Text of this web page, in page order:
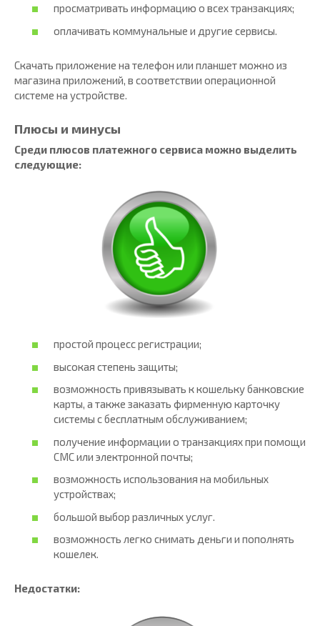
просматривать информацию о всех транзакциях;
оплачивать коммунальные и другие сервисы.
Скачать приложение на телефон или планшет можно из
магазина приложений, в соответствии операционной
системе на устройстве.
Плюсы и минусы
Среди плюсов платежного сервиса можно выделить
следующие:
простой процесс регистрации;
высокая степень защиты;
возможность привязывать к кошельку банковские
карты, а также заказать фирменную карточку
системы с бесплатным обслуживанием;
получение информации о транзакциях при помощи
СМС или электронной почты;
возможность использования на мобильных
устройствах;
большой выбор различных услуг.
возможность легко снимать деньги и пополнять
кошелек.
Недостатки: